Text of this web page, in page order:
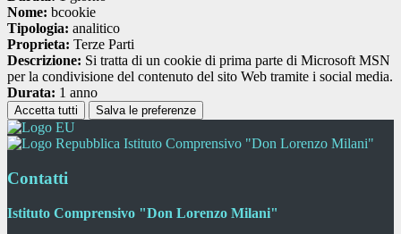
Nome: bcookie
Tipologia: analitico
Proprieta: Terze Parti
Descrizione: Si tratta di un cookie di prima parte di Microsoft MSN
per la condivisione del contenuto del sito Web tramite i social media.
Durata: 1 anno
Accetta tutti Salva le preferenze
Istituto Comprensivo "Don Lorenzo Milani"
Contatti
Istituto Comprensivo "Don Lorenzo Milani"